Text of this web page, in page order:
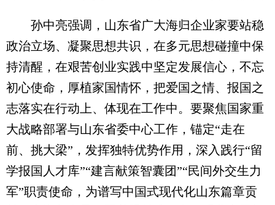
孙中亮强调，山东省广大海归企业家要站稳
政治立场、凝聚思想共识，在多元思想碰撞中保
持清醒，在艰苦创业实践中坚定发展信心，不忘
初心使命，厚植家国情怀，把爱国之情、报国之
志落实在行动上、体现在工作中。要聚焦国家重
大战略部署与山东省委中心工作，锚定“走在
前、挑大梁”，发挥独特优势作用，深入践行“留
学报国人才库”“建言献策智囊团”“民间外交生力
军”职责使命，为谱写中国式现代化山东篇章贡